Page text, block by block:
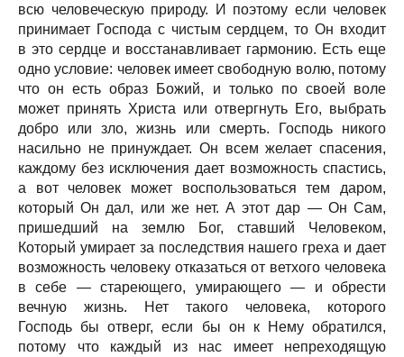
всю человеческую природу. И поэтому если человек
принимает Господа с чистым сердцем, то Он входит
в это сердце и восстанавливает гармонию. Есть еще
одно условие: человек имеет свободную волю, потому
что он есть образ Божий, и только по своей воле
может принять Христа или отвергнуть Его, выбрать
добро или зло, жизнь или смерть. Господь никого
насильно не принуждает. Он всем желает спасения,
каждому без исключения дает возможность спастись,
а вот человек может воспользоваться тем даром,
который Он дал, или же нет. А этот дар — Он Сам,
пришедший на землю Бог, ставший Человеком,
Который умирает за последствия нашего греха и дает
возможность человеку отказаться от ветхого человека
в себе — стареющего, умирающего — и обрести
вечную жизнь. Нет такого человека, которого
Господь бы отверг, если бы он к Нему обратился,
потому что каждый из нас имеет непреходящую